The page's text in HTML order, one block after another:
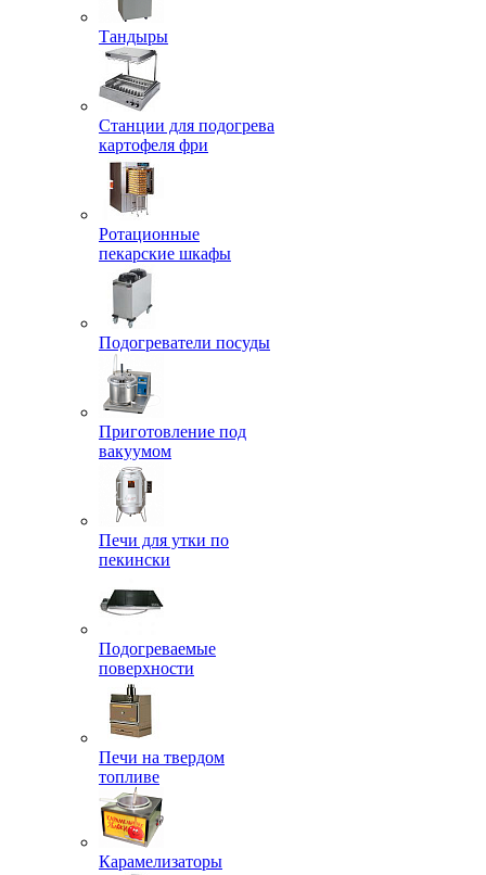
Тандыры
Станции для подогрева
картофеля фри
Ротационные
пекарские шкафы
Подогреватели посуды
Приготовление под
вакуумом
Печи для утки по
пекински
Подогреваемые
поверхности
Печи на твердом
топливе
Карамелизаторы